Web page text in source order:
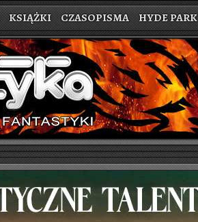
KSIĄŻKI CZASOPISMA HYDE PARK